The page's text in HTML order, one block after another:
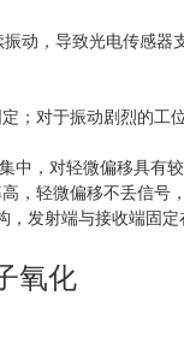
动，导致光电传感
；对于振动剧烈的工
中，对轻微偏移具有
，轻微偏移不丢信号
，发射端与接收端固
氧化